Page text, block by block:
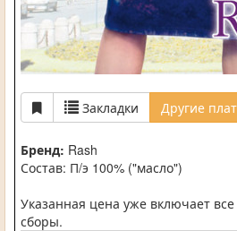
Закладки Другие
Бренд: Rash
Состав: П/э 100% ("масло")
Указанная цена уже включает
сборы.